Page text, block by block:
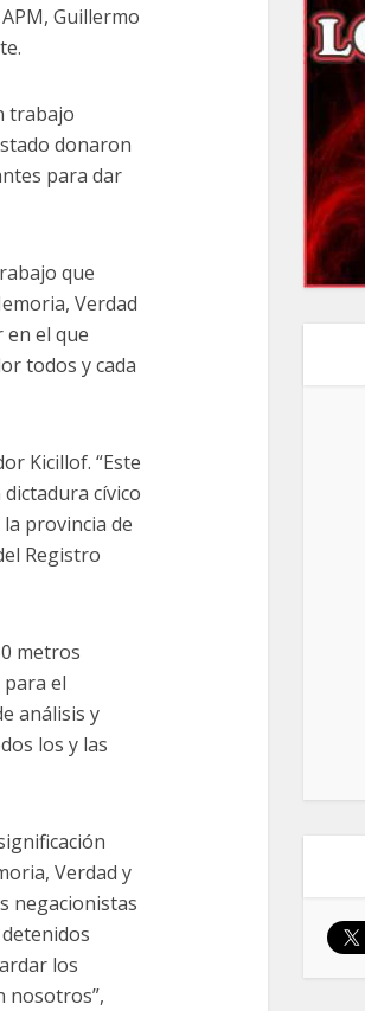
Guillermo
trabajo
donaron
para dar
que
Verdad
en el que
todos y cada
Kicillof. “Este
cívico
provincia de
Registro
metros
el
análisis y
los y las
Verdad y
negacionistas
los
nosotros”,